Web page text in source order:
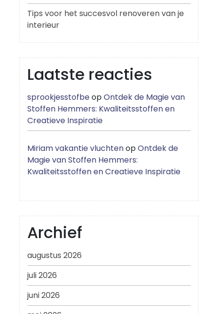
Tips voor het succesvol renoveren van je
interieur
Laatste reacties
sprookjesstofbeopOntdek de Magie van
Stoffen Hemmers: Kwaliteitsstoffen en
Creatieve Inspiratie
Miriam vakantie vluchtenopOntdek de
Magie van Stoffen Hemmers:
Kwaliteitsstoffen en Creatieve Inspiratie
Archief
augustus 2026
juli 2026
juni 2026